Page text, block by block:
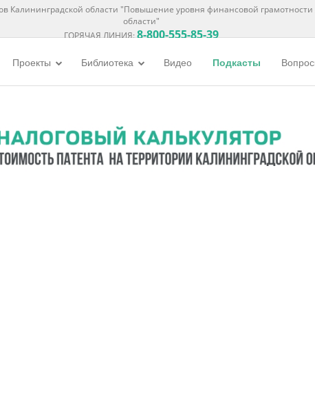
Калининградской области "Повышение уровня финансовой
области"
ГОРЯЧАЯ ЛИНИЯ:8-800-555-85-39
Проекты Библиотека Видео Подкасты